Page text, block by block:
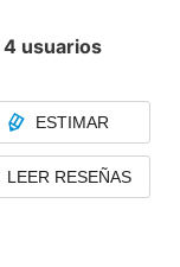
4 usuarios
ESTIMAR
LEER RESEÑAS